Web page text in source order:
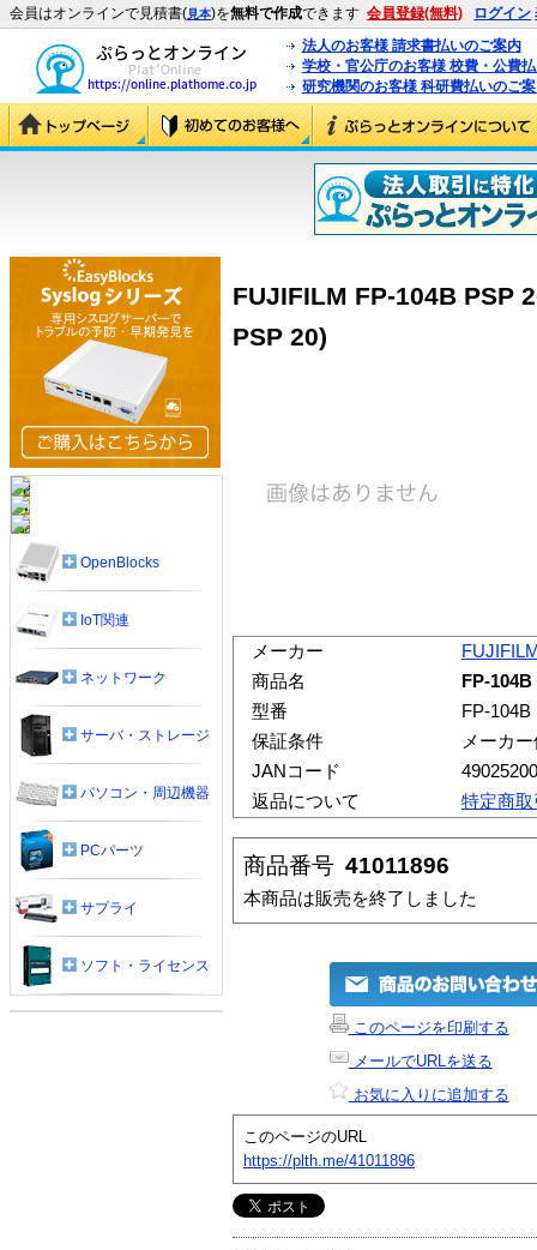
会員はオンラインで見積書(見本)を無料で作成できます 会員登録(無料) ログイン
法人のお客様 請求書払いのご案内
学校・官公庁のお客様 校費・公費
研究機関のお客様 科研費払いのご
FUJIFILM FP-104B PSP
PSP 20)
メーカー
商品名
FP-
型番
FP-104B
保証条件
メーカ
JANコード
返品について
特定商
商品番号 41011896
本商品は販売を終了しました
このページを印刷する
メールでURLを送る
お気に入りに追加する
このページのURL
https://plth.me/41011896
OpenBlocks
IoT関連
ネットワーク
サーバ・ストレージ
パソコン・周辺機器
PCパーツ
サプライ
ソフト・ライセンス